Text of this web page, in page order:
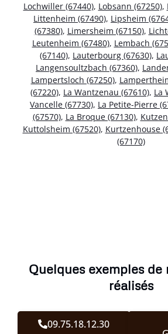
Lochwiller (67440), Lobsann (67250),
Littenheim (67490), Lipsheim
(67380), Limersheim (67150),
Leutenheim (67480), Lembach
(67140), Lauterbourg (67630),
Langensoultzbach (67360),
Lampertsloch (67250),
(67220), La Wantzenau (67610), La
Vancelle (67730), La Petite-Pierre
(67570), La Broque (67130),
Kuttolsheim (67520), Kurtzenhouse
(67170)
Quelques exemples de
réalisés
09.75.18.12.30